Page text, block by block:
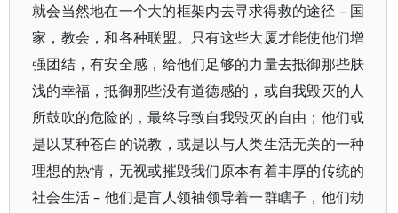
就会当然地在一个大的框架内去寻求得救的途径 – 国
家，教会，和各种联盟。只有这些大厦才能使他们增
强团结，有安全感，给他们足够的力量去抵御那些肤
浅的幸福，抵御那些没有道德感的，或自我毁灭的人
所鼓吹的危险的，最终导致自我毁灭的自由；他们或
是以某种苍白的说教，或是以与人类生活无关的一种
理想的热情，无视或摧毁我们原本有着丰厚的传统的
社会生活 – 他们是盲人领袖领导着一群瞎子，他们劫